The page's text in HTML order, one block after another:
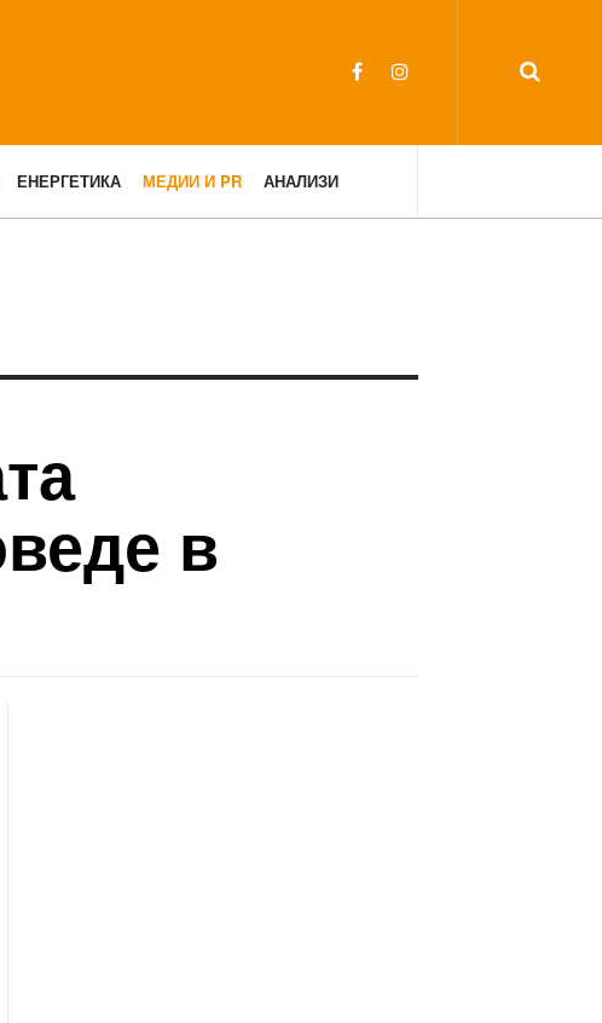
ЕНЕРГЕТИКА МЕДИИ И PR АНАЛИЗИ
в